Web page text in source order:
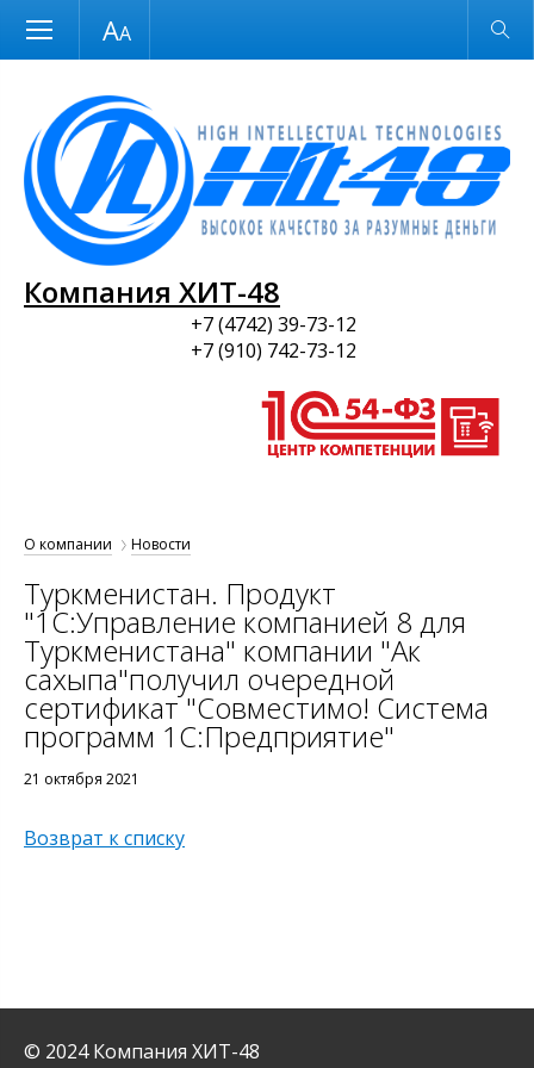
Размер шрифта Обычная версия
Компания ХИТ-48
+7 (4742) 39-73-12
+7 (910) 742-73-12
О компании Новости
Туркменистан. Продукт
"1C:Управление компанией 8 для
Туркменистана" компании "Ак
сахыпа"получил очередной
сертификат "Совместимо! Система
программ 1С:Предприятие"
21 октября 2021
Возврат к списку
© 2024 Компания ХИТ-48